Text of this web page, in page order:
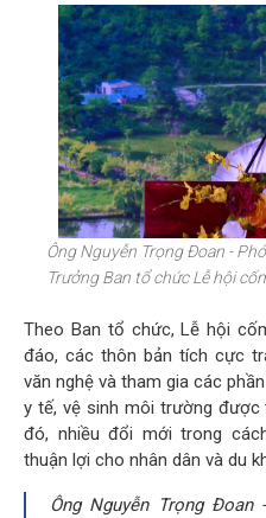
Ông Nguyễn Trọng Đoan -
Trưởng Ban tổ chức Lễ hội
Theo Ban tổ chức, Lễ hội
đáo, các thôn bản tích cực
văn nghệ và tham gia các
y tế, vệ sinh môi trường được
đó, nhiều đổi mới trong
thuận lợi cho nhân dân và du
Ông Nguyễn Trọng